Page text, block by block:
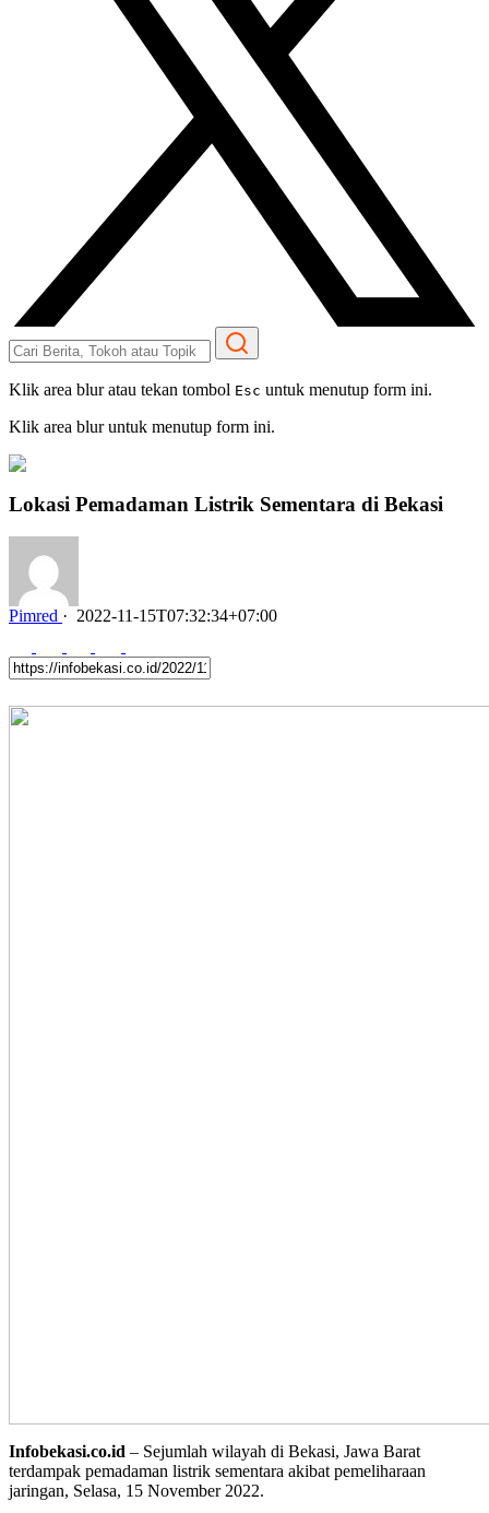
Klik area blur atau tekan tombol Esc untuk menutup form ini.
Klik area blur untuk menutup form ini.
Lokasi Pemadaman Listrik Sementara di Bekasi
Pimred · 2022-11-15T07:32:34+07:00
Infobekasi.co.id – Sejumlah wilayah di Bekasi, Jawa Barat
terdampak pemadaman listrik sementara akibat pemeliharaan
jaringan, Selasa, 15 November 2022.